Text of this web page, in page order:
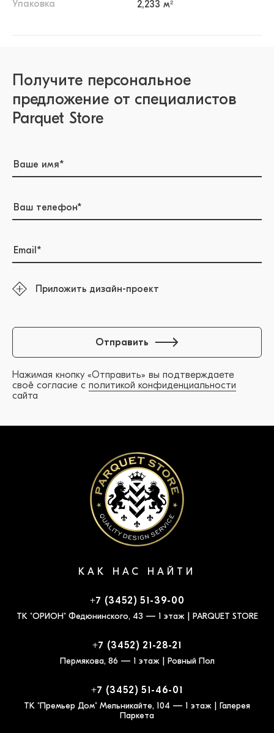
Упаковка
2,233 м²
Получите персональное
предложение от специалистов
Parquet Store
Приложить дизайн-проект
Нажимая кнопку «Отправить» вы подтверждаете
своё согласие с политикой конфиденциальности
сайта
Отправить
КАК НАС НАЙТИ
+7 (3452) 51-39-00
ТК "ОРИОН" Федюнинского, 43 — 1 этаж | PARQUET STORE
+7 (3452) 21-28-21
Пермякова, 86 — 1 этаж | Ровный Пол
+7 (3452) 51-46-01
ТК "Премьер Дом" Мельникайте, 104 — 1 этаж | Галерея
Паркета